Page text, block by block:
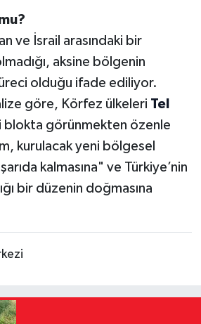
ve İsrail arasındaki bir
olmadığı, aksine bölgenin
olduğu ifade ediliyor.
göre, Körfez ülkeleri Tel
blokta görünmekten özenle
kurulacak yeni bölgesel
kalmasına" ve Türkiye’nin
bir düzenin doğmasına